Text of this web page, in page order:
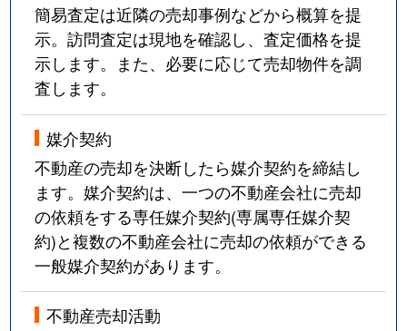
簡易査定は近隣の売却事例などから概算を提
示。訪問査定は現地を確認し、査定価格を提
示します。また、必要に応じて売却物件を調
査します。
媒介契約
不動産の売却を決断したら媒介契約を締結し
ます。媒介契約は、一つの不動産会社に売却
の依頼をする専任媒介契約(専属専任媒介契
約)と複数の不動産会社に売却の依頼ができる
一般媒介契約があります。
不動産売却活動